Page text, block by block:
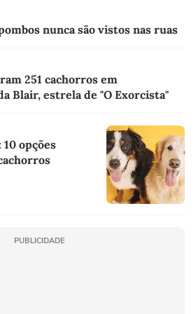
nunca são vistos nas ruas
251 cachorros em
Blair, estrela de "O Exorcista"
opções
PUBLICIDADE